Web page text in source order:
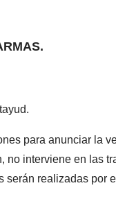
para anunciar la
no interviene en las
realizadas por